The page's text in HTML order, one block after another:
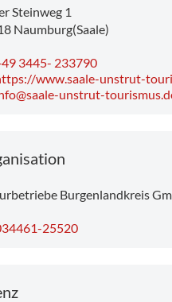
Steinweg 1
Naumburg(Saale)
3445- 233790
www.saale-unstrut-
unstrut-
Burgenlandkreis
25520